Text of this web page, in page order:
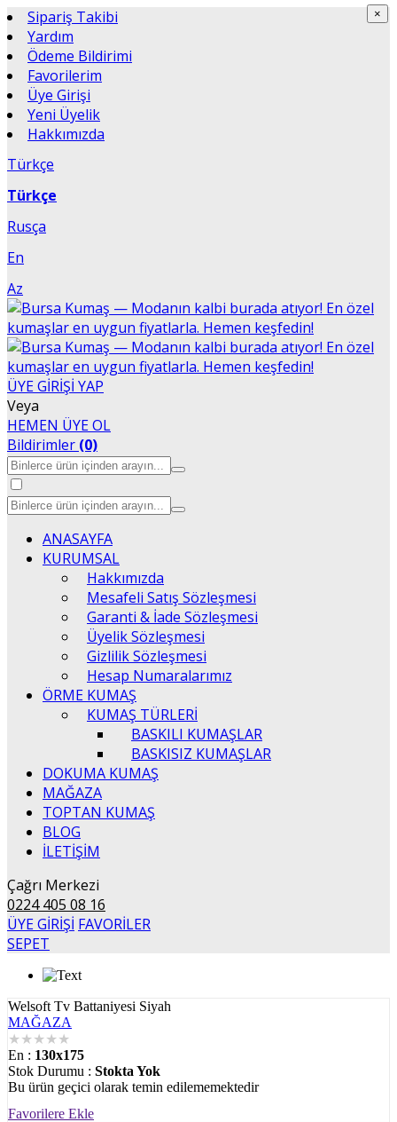
Sipariş Takibi
Yardım
Ödeme Bildirimi
Favorilerim
Üye Girişi
Yeni Üyelik
Hakkımızda
Türkçe
Türkçe
Rusça
En
Az
ÜYE GİRİŞİ YAP
Veya
HEMEN ÜYE OL
Bildirimler (0)
ANASAYFA
KURUMSAL
Hakkımızda
Mesafeli Satış Sözleşmesi
Garanti & İade Sözleşmesi
Üyelik Sözleşmesi
Gizlilik Sözleşmesi
Hesap Numaralarımız
ÖRME KUMAŞ
KUMAŞ TÜRLERİ
BASKILI KUMAŞLAR
BASKISIZ KUMAŞLAR
DOKUMA KUMAŞ
MAĞAZA
TOPTAN KUMAŞ
BLOG
İLETİŞİM
Çağrı Merkezi
0224 405 08 16
ÜYE GİRİŞİ FAVORİLER
SEPET
Welsoft Tv Battaniyesi Siyah
MAĞAZA
★★★★★
En : 130x175
Stok Durumu : Stokta Yok
Bu ürün geçici olarak temin edilememektedir
Favorilere Ekle
×
×